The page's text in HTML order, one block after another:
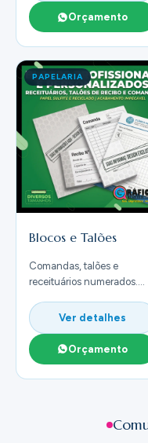
Orçamento
PAPELARIA
Blocos e Talões
Comandas, talões e
receituários numerados.
simples, A4, A5 ou sob
medida.
Ver detalhes
Orçamento